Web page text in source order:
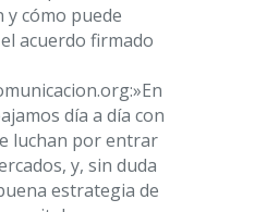
y cómo puede
acuerdo firmado
día a día con
luchan por entrar
y, sin duda
estrategia de